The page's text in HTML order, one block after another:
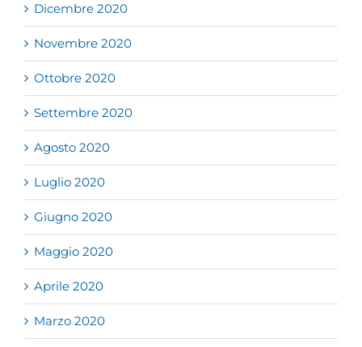
Dicembre 2020
Novembre 2020
Ottobre 2020
Settembre 2020
Agosto 2020
Luglio 2020
Giugno 2020
Maggio 2020
Aprile 2020
Marzo 2020